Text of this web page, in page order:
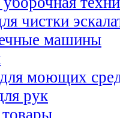
чистки
машины
моющих
рук